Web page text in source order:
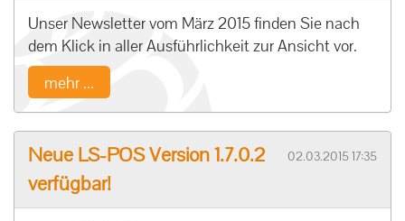
Unser Newsletter vom März 2015 finden Sie nach
dem Klick in aller Ausführlichkeit zur Ansicht vor.
mehr ...
Neue LS-POS Version 1.7.0.2
verfügbar!
02.03.2015 17:35